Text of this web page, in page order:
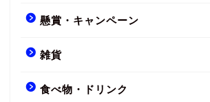
懸賞・キャンペーン
雑貨
食べ物・ドリンク